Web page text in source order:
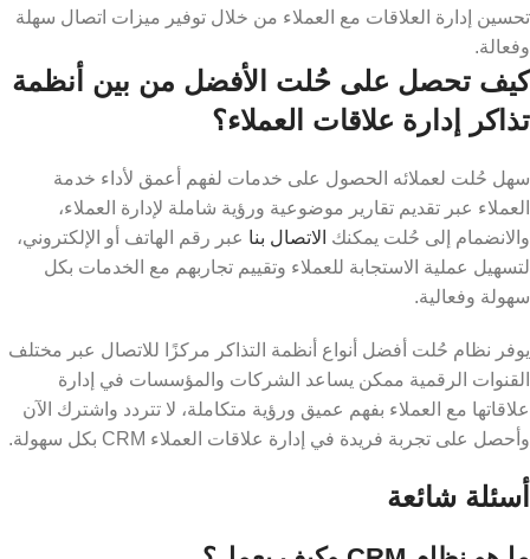
تحسين إدارة العلاقات مع العملاء من خلال توفير ميزات اتصال سهلة
وفعالة.
كيف تحصل على حُلت الأفضل من بين أنظمة
تذاكر إدارة علاقات العملاء؟
سهل حُلت لعملائه الحصول على خدمات لفهم أعمق لأداء خدمة
العملاء عبر تقديم تقارير موضوعية ورؤية شاملة لإدارة العملاء،
والانضمام إلى حُلت يمكنك الاتصال بنا عبر رقم الهاتف أو الإلكتروني،
لتسهيل عملية الاستجابة للعملاء وتقييم تجاربهم مع الخدمات بكل
سهولة وفعالية.
يوفر نظام حُلت أفضل أنواع أنظمة التذاكر مركزًا للاتصال عبر مختلف
القنوات الرقمية ممكن يساعد الشركات والمؤسسات في إدارة
علاقاتها مع العملاء بفهم عميق ورؤية متكاملة، لا تتردد واشترك الآن
وأحصل على تجربة فريدة في إدارة علاقات العملاء CRM بكل سهولة.
أسئلة شائعة